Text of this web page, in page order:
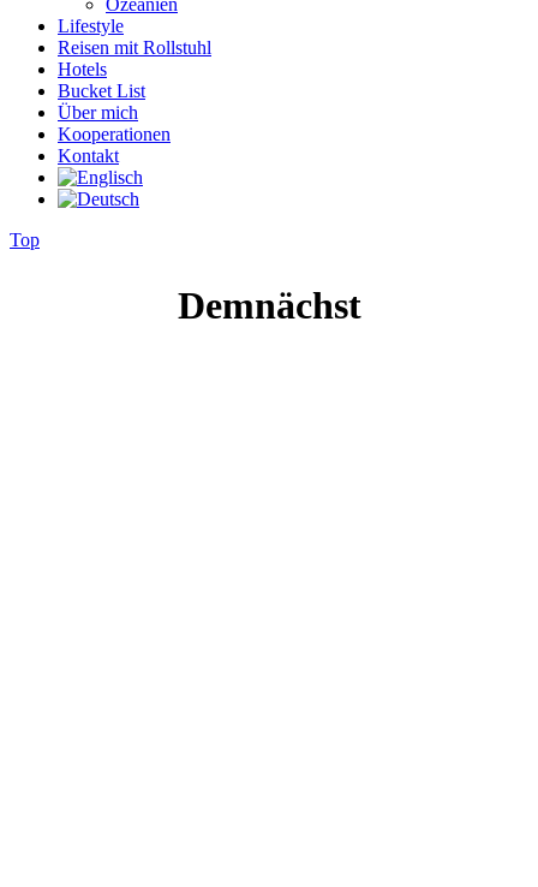
Ozeanien
Lifestyle
Reisen mit Rollstuhl
Hotels
Bucket List
Über mich
Kooperationen
Kontakt
Top
Demnächst